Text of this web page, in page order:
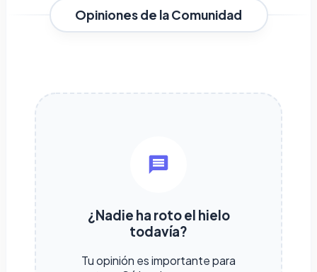
Opiniones de la Comunidad
¿Nadie ha roto el hielo
todavía?
Tu opinión es importante para